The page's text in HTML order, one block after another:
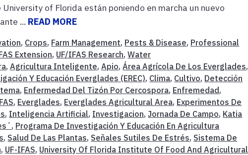
of Florida están poniendo en marcha un nuevo
... READ MORE
, Crops, Farm Management, Pests & Disease, Professional
Extension, UF/IFAS Research,Water
,Agricultura Inteligente,Apio,Área Agrícola De Los Everglades,
Y Educación Everglades (EREC), Clima, Cultivo, Detección
, Enfermedad Del Tizón Por Cercospora, Enfremedad,
, Everglades, Everglades Agricultural Area, Experimentos De
, Inteligencia Artificial, Investigacion,Jornada De Campo, Katia
, Programa De Investigación Y Educación En Agricultura
, Salud De Las Plantas, Señales Sutiles De Estrés, Sistema De
, UF-IFAS, University Of Florida Institute Of Food And Agricultural